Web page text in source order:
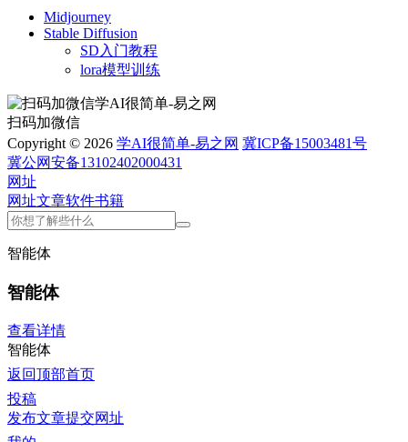
Midjourney
Stable Diffusion
SD入门教程
lora模型训练
扫码加微信
Copyright © 2026 学AI很简单-易之网 冀ICP备15003481号
冀公网安备13102402000431
网址
网址文章软件书籍
智能体
智能体
查看详情
智能体
返回顶部首页
投稿
发布文章提交网址